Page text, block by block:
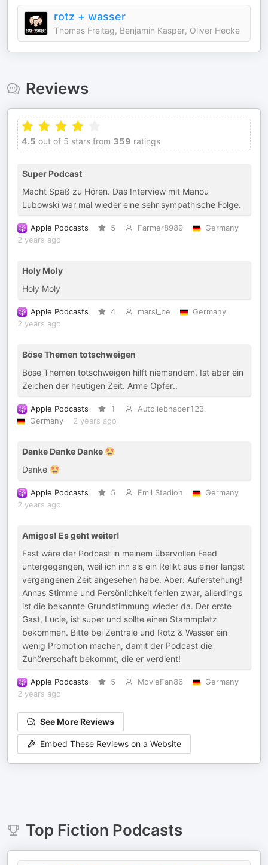
rotz + wasser
Thomas Freitag, Benjamin Kasper, Oliver Hecke
Reviews
4.5 out of 5 stars from 359 ratings
Super Podcast
Macht Spaß zu Hören. Das Interview mit Manou
Lubowski war mal wieder eine sehr sympathische Folge.
Apple Podcasts 5 Farmer8989
Germany
2 years ago
Holy Moly
Holy Moly
Apple Podcasts 4 marsl_be
Germany
2 years ago
Böse Themen totschweigen
Böse Themen totschweigen hilft niemandem. Ist aber ein
Zeichen der heutigen Zeit. Arme Opfer..
Apple Podcasts 1
Autoliebhaber123
Germany
2 years ago
Danke Danke Danke 🤩
Danke 🤩
Apple Podcasts 5 Emil Stadion
Germany
2 years ago
Amigos! Es geht weiter!
Fast wäre der Podcast in meinem übervollen Feed
untergegangen, weil ich ihn als ein Relikt aus einer längst
vergangenen Zeit angesehen habe. Aber: Auferstehung!
Annas Stimme und Persönlichkeit fehlen zwar, allerdings
ist die bekannte Grundstimmung wieder da. Der erste
Gast, Lucie, ist super und sollte einen Stammplatz
bekommen. Bitte bei Zentrale und Rotz & Wasser ein
wenig Promotion machen, damit der Podcast die
Zuhörerschaft bekommt, die er verdient!
Apple Podcasts 5 MovieFan86
Germany
2 years ago
See More Reviews
Embed These Reviews on a Website
Top Fiction Podcasts